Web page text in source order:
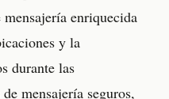
enriquecida
y la
durante las
mensajería seguros,